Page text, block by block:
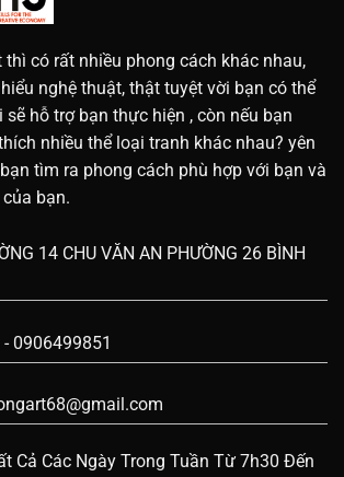
thì có rất nhiều phong cách khác nhau,
nghệ thuật, thật tuyệt vời bạn có thể
hỗ trợ bạn thực hiện , còn nếu bạn
nhiều thể loại tranh khác nhau? yên
tìm ra phong cách phù hợp với bạn và
bạn.
14 CHU VĂN AN PHƯỜNG 26 BÌNH
0906499851
Cả Các Ngày Trong Tuần Từ 7h30 Đến